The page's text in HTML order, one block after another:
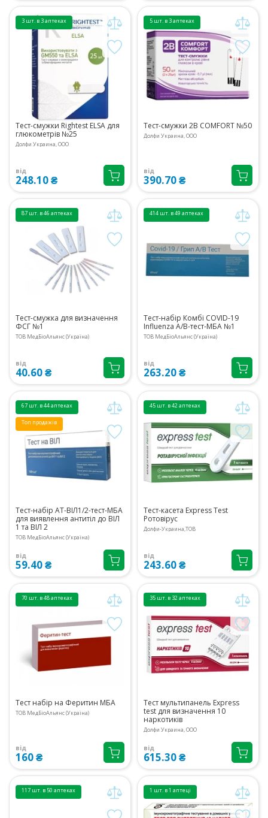
3 шт. в 3 аптеках
Тест-смужки Rightest ELSA для
глюкометрів №25
Долфи Украина, ООО
від
248.10 ₴
5 шт. в 3 аптеках
Тест-смужки 2В COMFORT №50
Долфи Украина, ООО
від
390.70 ₴
87 шт. в 46 аптеках
Тест-смужка для визначення
ФСГ №1
ТОВ МедБіоАльянс (Україна)
від
40.60 ₴
414 шт. в 49 аптеках
Тест-набір Комбі COVID-19
Influenza A/B-тест-МБА №1
ТОВ МедБіоАльянс (Україна)
від
263.20 ₴
67 шт. в 44 аптеках
Топ продажів
Тест-набір АТ-ВІЛ1/2-тест-МБА
для виявлення антитіл до ВІЛ
1 та ВІЛ 2
ТОВ МедБіоАльянс (Україна)
від
59.40 ₴
45 шт. в 42 аптеках
Тест-касета Express Test
Ротовірус
Долфи-Украина,ТОВ
від
243.60 ₴
70 шт. в 48 аптеках
Тест набір на Феритин МБА
ТОВ МедБіоАльянс (Україна)
від
160 ₴
35 шт. в 32 аптеках
Тест мультипанель Express
test для визначення 10
наркотиків
Долфи Украина, ООО
від
615.30 ₴
117 шт. в 50 аптеках 1 шт. в 1 аптеці